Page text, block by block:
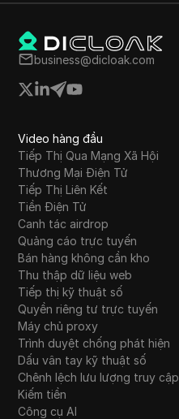
business@dicloak.com
Video hàng đầu
Tiếp Thị Qua Mạng Xã Hội
Thương Mại Điện Tử
Tiếp Thị Liên Kết
Tiền Điện Tử
Canh tác airdrop
Quảng cáo trực tuyến
Bán hàng không cần kho
Thu thập dữ liệu web
Tiếp thị kỹ thuật số
Quyền riêng tư trực tuyến
Máy chủ proxy
Trình duyệt chống phát hiện
Dấu vân tay kỹ thuật số
Chênh lệch lưu lượng truy cập
Kiếm tiền
Công cụ AI